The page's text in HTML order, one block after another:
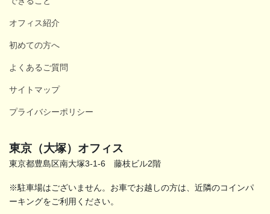
オフィス紹介
初めての方へ
よくあるご質問
サイトマップ
プライバシーポリシー
東京（大塚）オフィス
東京都豊島区南大塚3-1-6 藤枝ビル2階
※駐車場はございません。お車でお越しの方は、近隣のコインパ
ーキングをご利用ください。